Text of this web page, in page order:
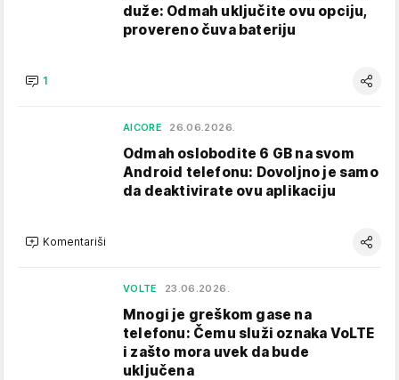
duže: Odmah uključite ovu opciju,
provereno čuva bateriju
1
AICORE 26.06.2026.
Odmah oslobodite 6 GB na svom
Android telefonu: Dovoljno je samo
da deaktivirate ovu aplikaciju
Komentariši
VOLTE 23.06.2026.
Mnogi je greškom gase na
telefonu: Čemu služi oznaka VoLTE
i zašto mora uvek da bude
uključena